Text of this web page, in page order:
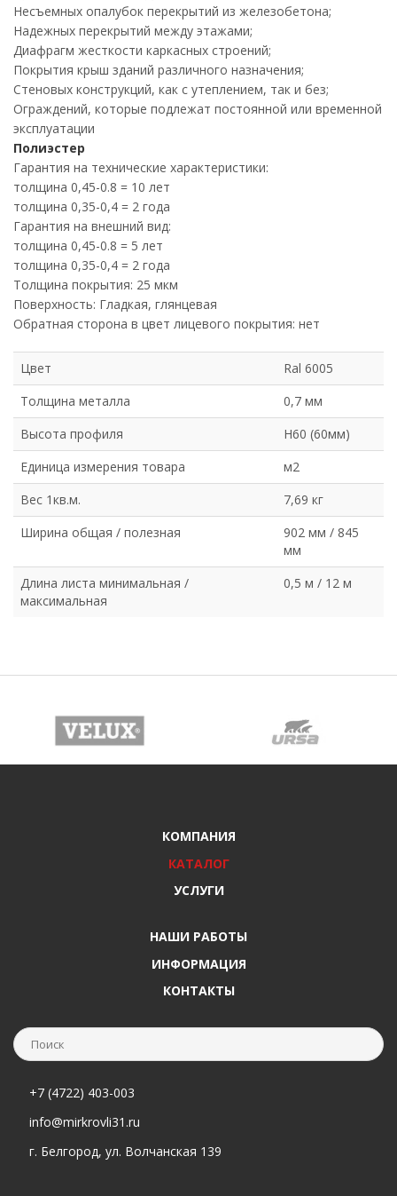
Несъемных опалубок перекрытий из железобетона;
Надежных перекрытий между этажами;
Диафрагм жесткости каркасных строений;
Покрытия крыш зданий различного назначения;
Стеновых конструкций, как с утеплением, так и без;
Ограждений, которые подлежат постоянной или временной
эксплуатации
Полиэстер
Гарантия на технические характеристики:
толщина 0,45-0.8 = 10 лет
толщина 0,35-0,4 = 2 года
Гарантия на внешний вид:
толщина 0,45-0.8 = 5 лет
толщина 0,35-0,4 = 2 года
Толщина покрытия: 25 мкм
Поверхность: Гладкая, глянцевая
Обратная сторона в цвет лицевого покрытия: нет
Цвет
Ral 6005
Толщина металла
0,7 мм
Высота профиля
Н60 (60мм)
Единица измерения товара
м2
Вес 1кв.м.
7,69 кг
Ширина общая / полезная
902 мм / 845
мм
Длина листа минимальная /
максимальная
0,5 м / 12 м
КОМПАНИЯ
КАТАЛОГ
УСЛУГИ
НАШИ РАБОТЫ
ИНФОРМАЦИЯ
КОНТАКТЫ
+7 (4722) 403-003
info@mirkrovli31.ru
г. Белгород, ул. Волчанская 139